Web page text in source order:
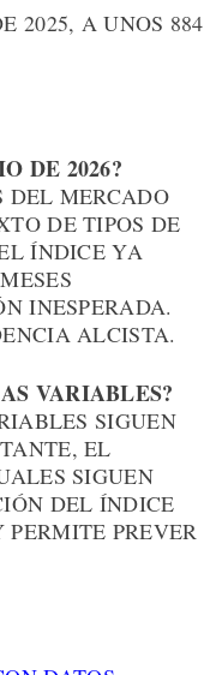
2025, A UNOS 884
DE 2026?
DEL MERCADO
DE TIPOS DE
ÍNDICE YA
INESPERADA.
ALCISTA.
VARIABLES?
SIGUEN
EL
SIGUEN
DEL ÍNDICE
PREVER